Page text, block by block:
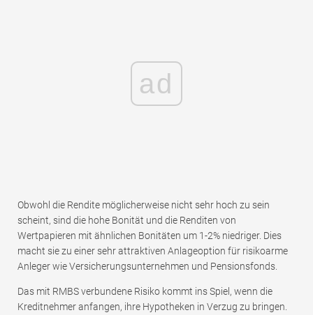
ad
Obwohl die Rendite möglicherweise nicht sehr hoch zu sein
scheint, sind die hohe Bonität und die Renditen von
Wertpapieren mit ähnlichen Bonitäten um 1-2% niedriger. Dies
macht sie zu einer sehr attraktiven Anlageoption für risikoarme
Anleger wie Versicherungsunternehmen und Pensionsfonds.
Das mit RMBS verbundene Risiko kommt ins Spiel, wenn die
Kreditnehmer anfangen, ihre Hypotheken in Verzug zu bringen.